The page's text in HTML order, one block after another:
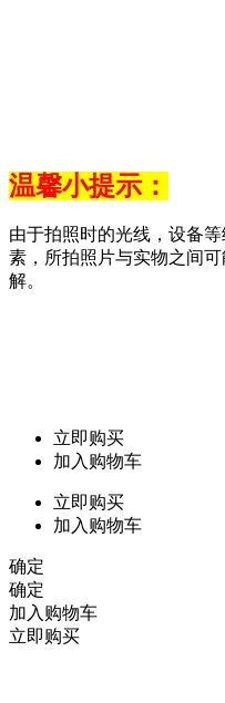
温馨小提示：
由于拍照时的光线，设备
素，所拍照片与实物之间
解。
立即购买
加入购物车
立即购买
加入购物车
确定
确定
加入购物车
立即购买